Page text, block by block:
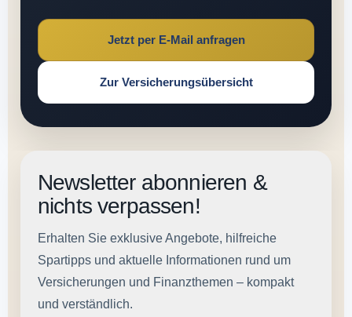
Jetzt per E-Mail anfragen
Zur Versicherungsübersicht
Newsletter abonnieren &
nichts verpassen!
Erhalten Sie exklusive Angebote, hilfreiche
Spartipps und aktuelle Informationen rund um
Versicherungen und Finanzthemen – kompakt
und verständlich.